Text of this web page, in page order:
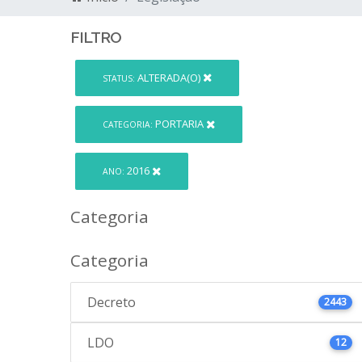
FILTRO
STATUS: ALTERADA(O)
CATEGORIA: PORTARIA
ANO: 2016
Categoria
Categoria
Decreto 2443
LDO 12